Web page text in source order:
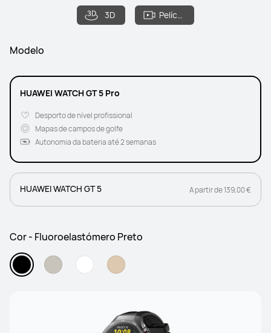
3D Película de filme
Modelo
HUAWEI WATCH GT 5 Pro
Desporto de nível profissional
Mapas de campos de golfe
Autonomia da bateria até 2 semanas
HUAWEI WATCH GT 5 A partir de 139,00 €
Cor - Fluoroelastómero Preto